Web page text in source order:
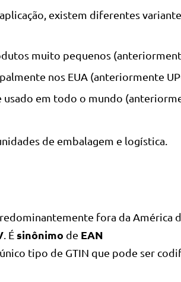
existem diferentes
muito pequenos
nos EUA (anteriormente
usado em todo o mundo
de embalagem e logística.
fora da América
. É sinônimo de EAN
tipo de GTIN que pode ser